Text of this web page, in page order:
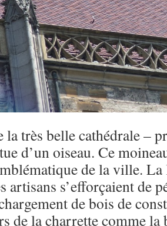
la très belle cathédrale –
d’un oiseau. Ce
de la ville. La
artisans s’efforçaient de
de bois de
de la charrette comme la